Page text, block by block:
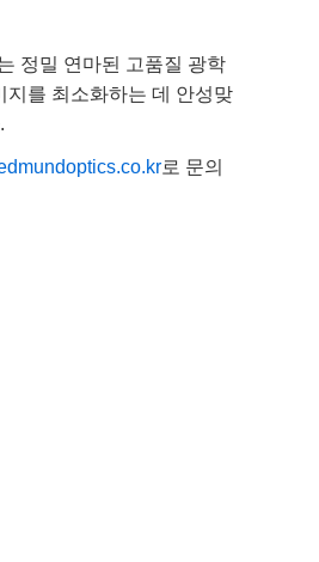
정밀 연마된 고품질 광학
를 최소화하는 데 안성맞
로 문의